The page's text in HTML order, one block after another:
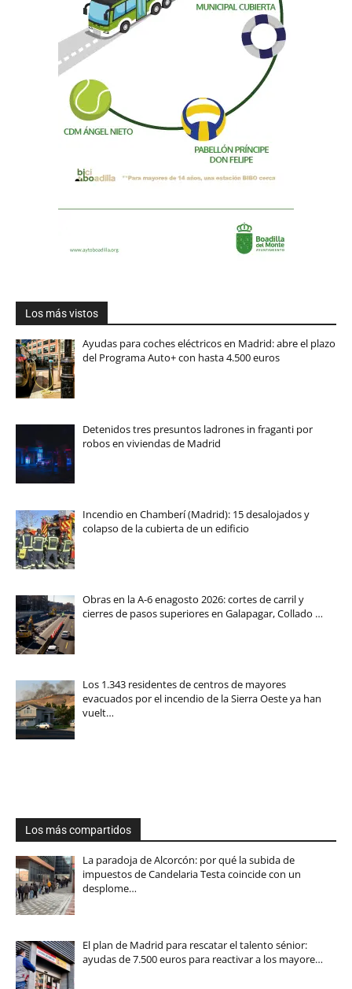
Los más vistos
Ayudas para coches eléctricos en Madrid: abre el plazo
del Programa Auto+ con hasta 4.500 euros
Detenidos tres presuntos ladrones in fraganti por
robos en viviendas de Madrid
Incendio en Chamberí (Madrid): 15 desalojados y
colapso de la cubierta de un edificio
Obras en la A-6 enagosto 2026: cortes de carril y
cierres de pasos superiores en Galapagar, Collado …
Los 1.343 residentes de centros de mayores
evacuados por el incendio de la Sierra Oeste ya han
vuelt…
Los más compartidos
La paradoja de Alcorcón: por qué la subida de
impuestos de Candelaria Testa coincide con un
desplome…
El plan de Madrid para rescatar el talento sénior:
ayudas de 7.500 euros para reactivar a los mayore…